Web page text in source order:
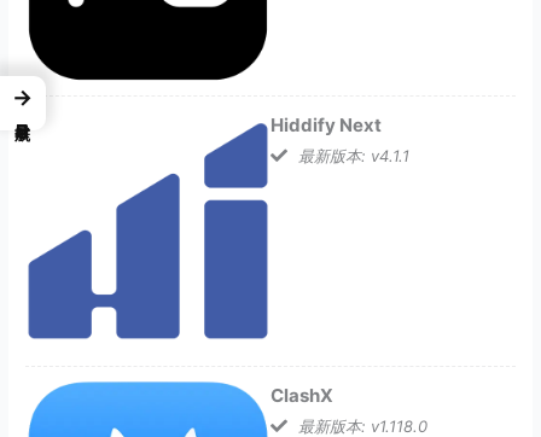
Hiddify Next
最新版本: v4.1.1
ClashX
最新版本: v1.118.0
→